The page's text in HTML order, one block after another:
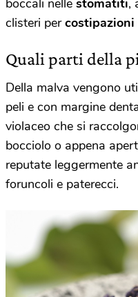
boccali nelle stomatiti,
clisteri per
Quali parti della
Della malva vengono
peli e con margine
violaceo che si
bocciolo o appena
reputate leggermente
foruncoli e paterecci.